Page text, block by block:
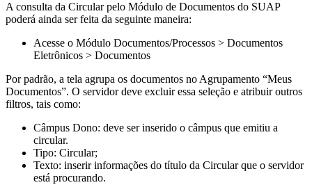
A consulta da Circular pelo Módulo de Documentos do SUAP
poderá ainda ser feita da seguinte maneira:
Acesse o Módulo Documentos/Processos > Documentos
Eletrônicos > Documentos
Por padrão, a tela agrupa os documentos no Agrupamento “Meus
Documentos”. O servidor deve excluir essa seleção e atribuir outros
filtros, tais como:
Câmpus Dono: deve ser inserido o câmpus que emitiu a
circular.
Tipo: Circular;
Texto: inserir informações do título da Circular que o servidor
está procurando.